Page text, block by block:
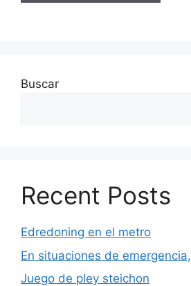
Buscar
Recent Posts
Edredoning en el metro
En situaciones de
Juego de pley steichon